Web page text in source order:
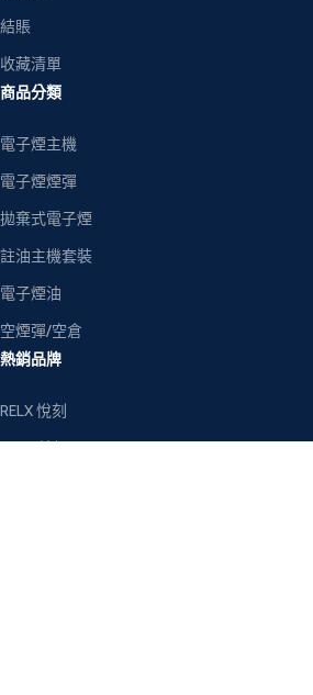
結賬
收藏清單
商品分類
電子煙主機
電子煙煙彈
拋棄式電子煙
註油主機套裝
電子煙油
空煙彈/空倉
熱銷品牌
RELX 悅刻
LANA 拉娜